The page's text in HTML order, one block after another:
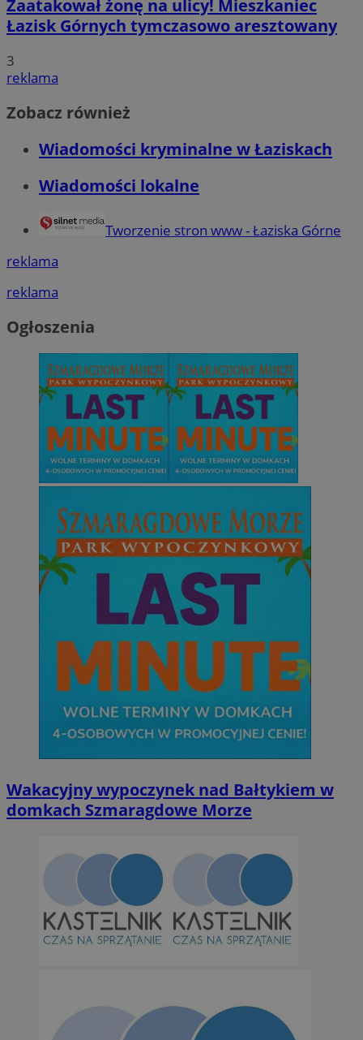
Zaatakował żonę na ulicy! Mieszkaniec
Łazisk Górnych tymczasowo aresztowany
3
reklama
Zobacz również
Wiadomości kryminalne w Łaziskach
Wiadomości lokalne
Tworzenie stron www - Łaziska Górne
reklama
reklama
Ogłoszenia
Wakacyjny wypoczynek nad Bałtykiem w
domkach Szmaragdowe Morze